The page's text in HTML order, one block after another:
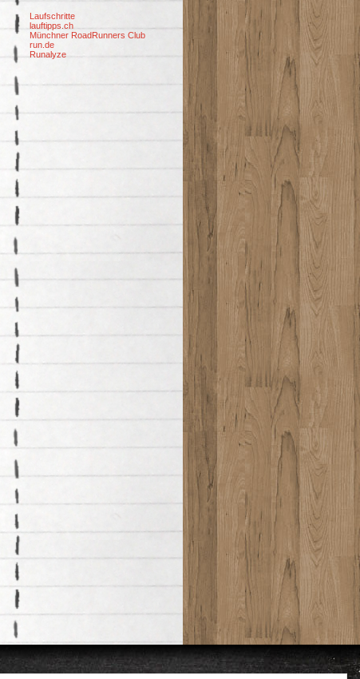
Laufschritte
lauftipps.ch
Münchner RoadRunners Club
run.de
Runalyze